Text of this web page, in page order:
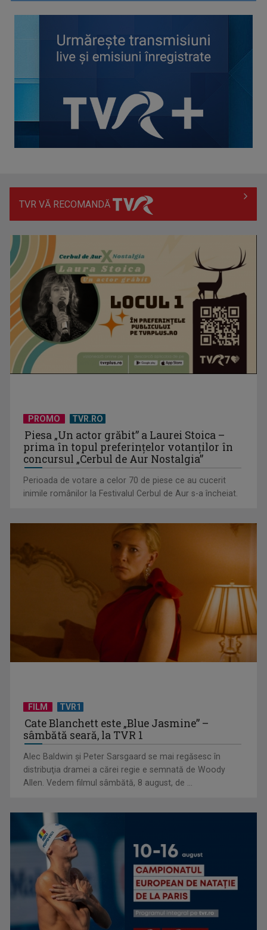
Anda Călugăreanu cu „N-am noroc” – a cincea cea mai
în concursul ...
CONCACAF respinge planul FIFA de privatizare parțială a
activităților comerciale
TVR lansează un apel pentru proiecte de emisiuni
TVR VĂ RECOMANDĂ
PROMO TVR.RO
Piesa „Un actor grăbit” a Laurei Stoica –
prima în topul preferinţelor votanţilor în
concursul „Cerbul de Aur Nostalgia”
Perioada de votare a celor 70 de piese ce au cucerit
inimile românilor la Festivalul Cerbul de Aur s-a încheiat.
FILM TVR1
Cate Blanchett este „Blue Jasmine” –
sâmbătă seară, la TVR 1
Alec Baldwin şi Peter Sarsgaard se mai regăsesc în
distribuţia dramei a cărei regie e semnată de Woody
Allen. Vedem filmul sâmbătă, 8 august, de ...